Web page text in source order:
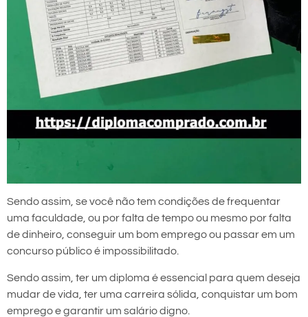
Sendo assim, se você não tem condições de frequentar
uma faculdade, ou por falta de tempo ou mesmo por falta
de dinheiro, conseguir um bom emprego ou passar em um
concurso público é impossibilitado.
Sendo assim, ter um diploma é essencial para quem deseja
mudar de vida, ter uma carreira sólida, conquistar um bom
emprego e garantir um salário digno.